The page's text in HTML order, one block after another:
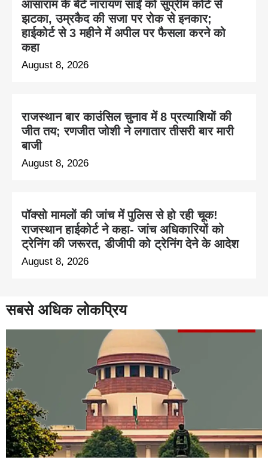
आसाराम के बेटे नारायण साईं को सुप्रीम कोर्ट से
झटका, उम्रकैद की सजा पर रोक से इनकार;
हाईकोर्ट से 3 महीने में अपील पर फैसला करने को
कहा
August 8, 2026
राजस्थान बार काउंसिल चुनाव में 8 प्रत्याशियों की
जीत तय; रणजीत जोशी ने लगातार तीसरी बार मारी
बाजी
August 8, 2026
पॉक्सो मामलों की जांच में पुलिस से हो रही चूक!
राजस्थान हाईकोर्ट ने कहा- जांच अधिकारियों को
ट्रेनिंग की जरूरत, डीजीपी को ट्रेनिंग देने के आदेश
August 8, 2026
सबसे अधिक लोकप्रिय